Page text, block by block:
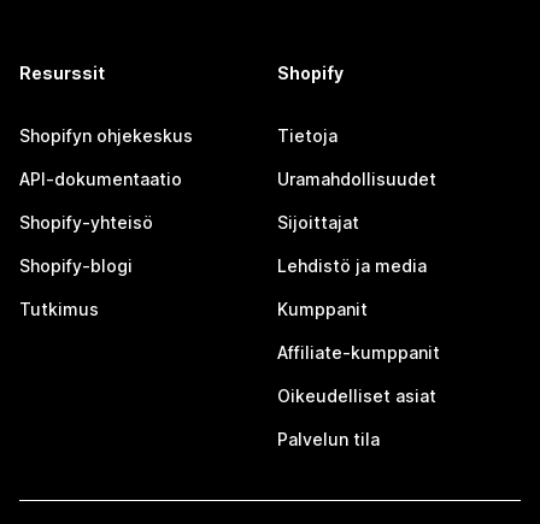
Resurssit
Shopifyn ohjekeskus
API-dokumentaatio
Shopify-yhteisö
Shopify-blogi
Tutkimus
Shopify
Tietoja
Uramahdollisuudet
Sijoittajat
Lehdistö ja media
Kumppanit
Affiliate-kumppanit
Oikeudelliset asiat
Palvelun tila